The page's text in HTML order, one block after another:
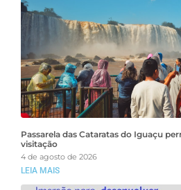
Passarela das Cataratas do Iguaçu
visitação
4 de agosto de 2026
LEIA MAIS